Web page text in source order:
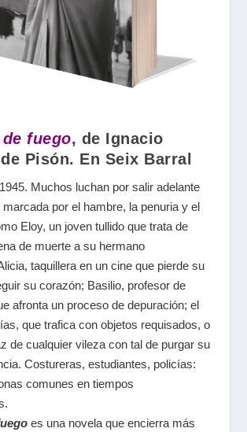
fuego, de Ignacio
Pisón. En Seix Barral
Muchos luchan por salir adelante
por el hambre, la penuria y el
Eloy, un joven tullido que trata de
de muerte a su hermano
taquillera en un cine que pierde su
su corazón; Basilio, profesor de
afronta un proceso de depuración; el
que trafica con objetos requisados, o
de cualquier vileza con tal de purgar su
Costureras, estudiantes, policías:
comunes en tiempos
es una novela que encierra más